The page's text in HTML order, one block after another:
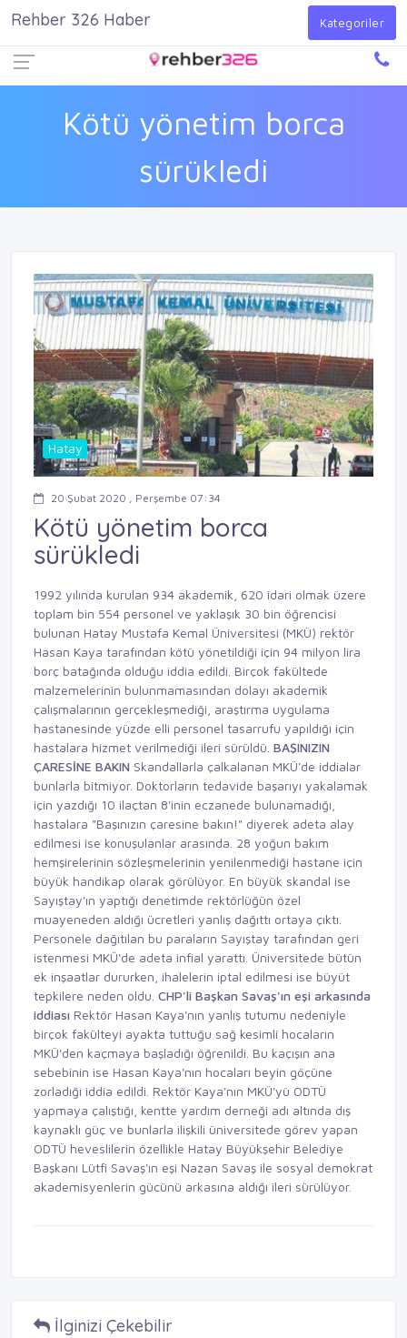
Giriş Yap
Kötü yönetim borca
sürükledi
Rehber 326 Haber Kategoriler
Hatay
20 Şubat 2020 , Perşembe 07:34
Kötü yönetim borca
sürükledi
1992 yılında kurulan 934 akademik, 620 idari olmak üzere
toplam bin 554 personel ve yaklaşık 30 bin öğrencisi
bulunan Hatay Mustafa Kemal Üniversitesi (MKÜ) rektör
Hasan Kaya tarafından kötü yönetildiği için 94 milyon lira
borç batağında olduğu iddia edildi. Birçok fakültede
malzemelerinin bulunmamasından dolayı akademik
çalışmalarının gerçekleşmediği, araştırma uygulama
hastanesinde yüzde elli personel tasarrufu yapıldığı için
hastalara hizmet verilmediği ileri sürüldü. BAŞINIZIN
ÇARESİNE BAKIN Skandallarla çalkalanan MKÜ'de iddialar
bunlarla bitmiyor. Doktorların tedavide başarıyı yakalamak
için yazdığı 10 ilaçtan 8'inin eczanede bulunamadığı,
hastalara "Başınızın çaresine bakın!" diyerek adeta alay
edilmesi ise konuşulanlar arasında. 28 yoğun bakım
hemşirelerinin sözleşmelerinin yenilenmediği hastane için
büyük handikap olarak görülüyor. En büyük skandal ise
Sayıştay'ın yaptığı denetimde rektörlüğün özel
muayeneden aldığı ücretleri yanlış dağıttı ortaya çıktı.
Personele dağıtılan bu paraların Sayıştay tarafından geri
istenmesi MKÜ'de adeta infial yarattı. Üniversitede bütün
ek inşaatlar dururken, ihalelerin iptal edilmesi ise büyüt
tepkilere neden oldu. CHP'li Başkan Savaş'ın eşi arkasında
iddiası Rektör Hasan Kaya'nın yanlış tutumu nedeniyle
birçok fakülteyi ayakta tuttuğu sağ kesimli hocaların
MKÜ'den kaçmaya başladığı öğrenildi. Bu kaçışın ana
sebebinin ise Hasan Kaya'nın hocaları beyin göçüne
zorladığı iddia edildi. Rektör Kaya'nın MKÜ'yü ODTÜ
yapmaya çalıştığı, kentte yardım derneği adı altında dış
kaynaklı güç ve bunlarla ilişkili üniversitede görev yapan
ODTÜ heveslilerin özellikle Hatay Büyükşehir Belediye
Başkanı Lütfi Savaş'ın eşi Nazan Savaş ile sosyal demokrat
akademisyenlerin gücünü arkasına aldığı ileri sürülüyor.
İlginizi Çekebilir